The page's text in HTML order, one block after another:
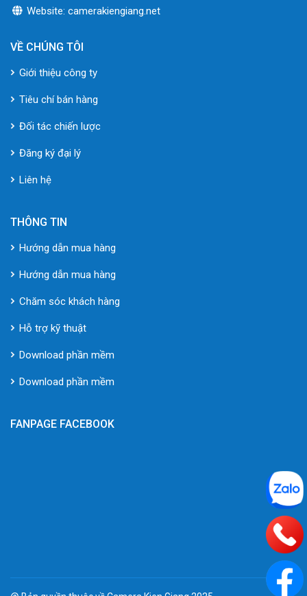
Website: camerakiengiang.net
VỀ CHÚNG TÔI
Giới thiệu công ty
Tiêu chí bán hàng
Đối tác chiến lược
Đăng ký đại lý
Liên hệ
THÔNG TIN
Hướng dẫn mua hàng
Hướng dẫn mua hàng
Chăm sóc khách hàng
Hỗ trợ kỹ thuật
Download phần mềm
Download phần mềm
FANPAGE FACEBOOK